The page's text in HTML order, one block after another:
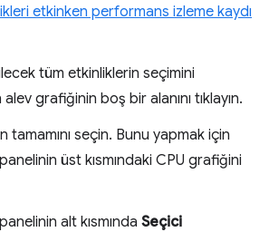
etkinken performans izleme kaydı
tüm etkinliklerin seçimini
grafiğinin boş bir alanını tıklayın.
tamamını seçin. Bunu yapmak için
üst kısmındaki CPU grafiğini
alt kısmında Seçici